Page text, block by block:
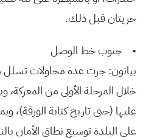
حريتان قبل ذلك.
• جنوب خط الوصل
بيانون: جرت عدة محاولات تسلل
خلال المرحلة الأولى من
عليها (حتى تاريخ كتابة الورقة)،
على البلدة توسيع نطاق الأمان